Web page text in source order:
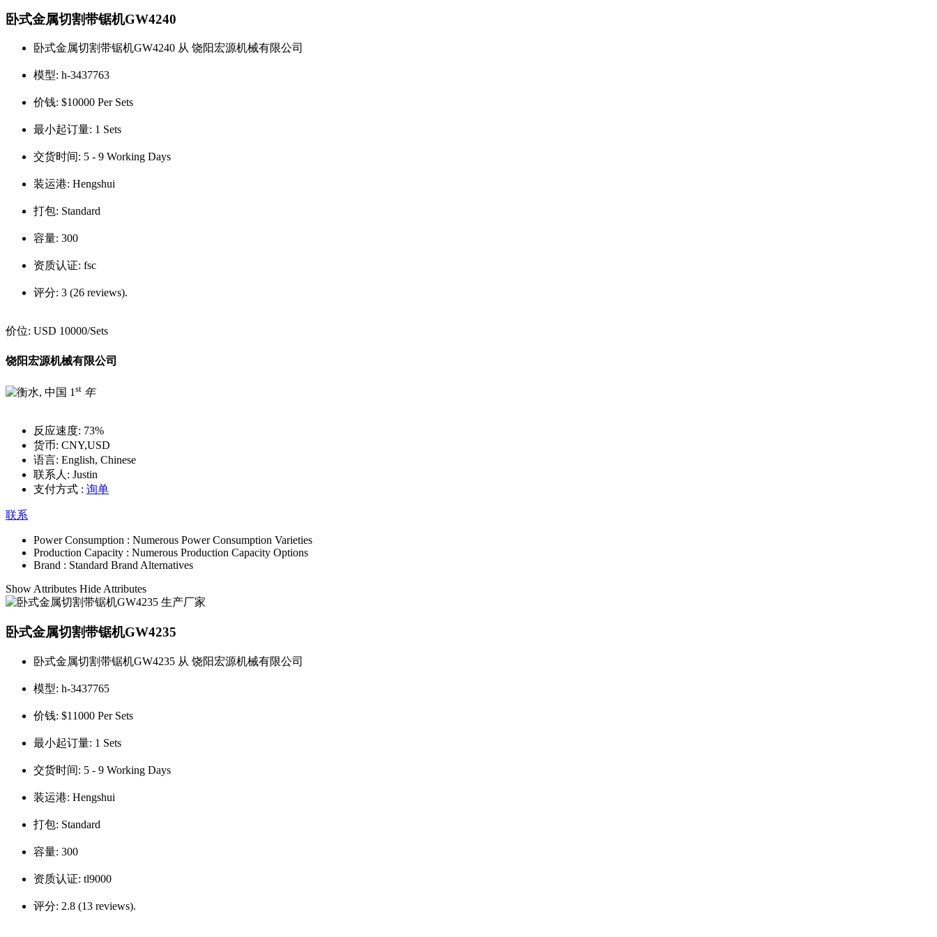
卧式金属切割带锯机GW4240
卧式金属切割带锯机GW4240 从 饶阳宏源机械有限公司
模型: h-3437763
价钱: $10000 Per Sets
最小起订量: 1 Sets
交货时间: 5 - 9 Working Days
装运港: Hengshui
打包: Standard
容量: 300
资质认证: fsc
评分: 3 (26 reviews).
价位: USD 10000/Sets
饶阳宏源机械有限公司
1 st 年
反应速度: 73%
货币: CNY,USD
语言: English, Chinese
联系人: Justin
支付方式 : 询单
联系
Power Consumption : Numerous Power Consumption Varieties
Production Capacity : Numerous Production Capacity Options
Brand : Standard Brand Alternatives
Show Attributes Hide Attributes
卧式金属切割带锯机GW4235
卧式金属切割带锯机GW4235 从 饶阳宏源机械有限公司
模型: h-3437765
价钱: $11000 Per Sets
最小起订量: 1 Sets
交货时间: 5 - 9 Working Days
装运港: Hengshui
打包: Standard
容量: 300
资质认证: tl9000
评分: 2.8 (13 reviews).